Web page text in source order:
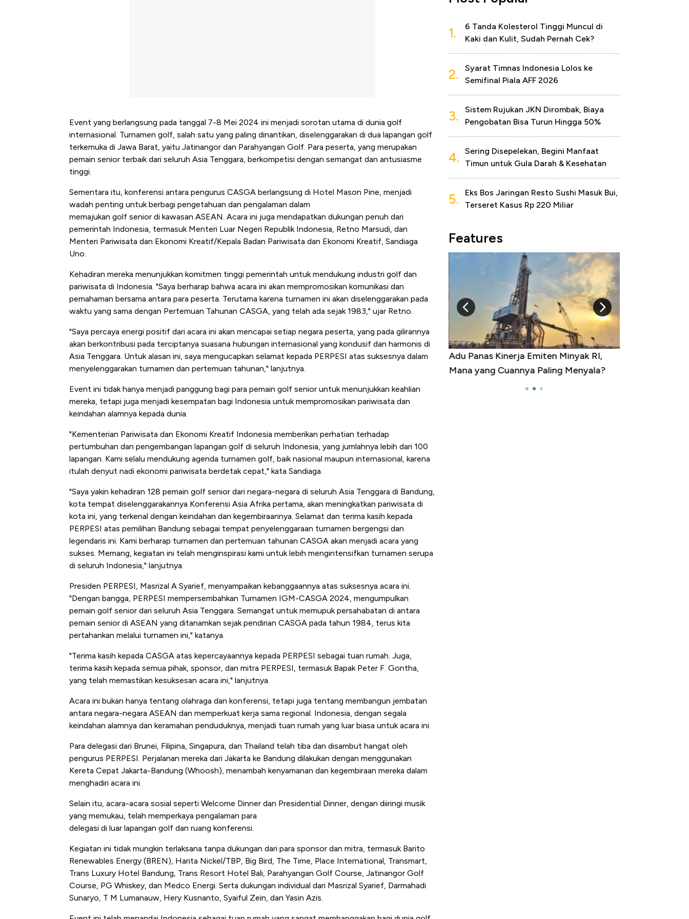
Event yang berlangsung pada tanggal 7-8 Mei 2024 ini menjadi sorotan utama di dunia golf
internasional. Turnamen golf, salah satu yang paling dinantikan, diselenggarakan di dua lapangan golf
terkemuka di Jawa Barat, yaitu Jatinangor dan Parahyangan Golf. Para peserta, yang merupakan
pemain senior terbaik dari seluruh Asia Tenggara, berkompetisi dengan semangat dan antusiasme
tinggi.
Sementara itu, konferensi antara pengurus CASGA berlangsung di Hotel Mason Pine, menjadi
wadah penting untuk berbagi pengetahuan dan pengalaman dalam
memajukan golf senior di kawasan ASEAN. Acara ini juga mendapatkan dukungan penuh dari
pemerintah Indonesia, termasuk Menteri Luar Negeri Republik Indonesia, Retno Marsudi, dan
Menteri Pariwisata dan Ekonomi Kreatif/Kepala Badan Pariwisata dan Ekonomi Kreatif, Sandiaga
Uno.
Kehadiran mereka menunjukkan komitmen tinggi pemerintah untuk mendukung industri golf dan
pariwisata di Indonesia. "Saya berharap bahwa acara ini akan mempromosikan komunikasi dan
pemahaman bersama antara para peserta. Terutama karena turnamen ini akan diselenggarakan pada
waktu yang sama dengan Pertemuan Tahunan CASGA, yang telah ada sejak 1983," ujar Retno.
"Saya percaya energi positif dari acara ini akan mencapai setiap negara peserta, yang pada gilirannya
akan berkontribusi pada terciptanya suasana hubungan internasional yang kondusif dan harmonis di
Asia Tenggara. Untuk alasan ini, saya mengucapkan selamat kepada PERPESI atas suksesnya dalam
menyelenggarakan turnamen dan pertemuan tahunan," lanjutnya.
Event ini tidak hanya menjadi panggung bagi para pemain golf senior untuk menunjukkan keahlian
mereka, tetapi juga menjadi kesempatan bagi Indonesia untuk mempromosikan pariwisata dan
keindahan alamnya kepada dunia.
"Kementerian Pariwisata dan Ekonomi Kreatif Indonesia memberikan perhatian terhadap
pertumbuhan dan pengembangan lapangan golf di seluruh Indonesia, yang jumlahnya lebih dari 100
lapangan. Kami selalu mendukung agenda turnamen golf, baik nasional maupun internasional, karena
itulah denyut nadi ekonomi pariwisata berdetak cepat," kata Sandiaga.
"Saya yakin kehadiran 128 pemain golf senior dari negara-negara di seluruh Asia Tenggara di Bandung,
kota tempat diselenggarakannya Konferensi Asia Afrika pertama, akan meningkatkan pariwisata di
kota ini, yang terkenal dengan keindahan dan kegembiraannya. Selamat dan terima kasih kepada
PERPESI atas pemilihan Bandung sebagai tempat penyelenggaraan turnamen bergengsi dan
legendaris ini. Kami berharap turnamen dan pertemuan tahunan CASGA akan menjadi acara yang
sukses. Memang, kegiatan ini telah menginspirasi kami untuk lebih mengintensifkan turnamen serupa
di seluruh Indonesia," lanjutnya.
Presiden PERPESI, Masrizal A Syarief, menyampaikan kebanggaannya atas suksesnya acara ini.
"Dengan bangga, PERPESI mempersembahkan Turnamen IGM-CASGA 2024, mengumpulkan
pemain golf senior dari seluruh Asia Tenggara. Semangat untuk memupuk persahabatan di antara
pemain senior di ASEAN yang ditanamkan sejak pendirian CASGA pada tahun 1984, terus kita
pertahankan melalui turnamen ini," katanya.
"Terima kasih kepada CASGA atas kepercayaannya kepada PERPESI sebagai tuan rumah. Juga,
terima kasih kepada semua pihak, sponsor, dan mitra PERPESI, termasuk Bapak Peter F. Gontha,
yang telah memastikan kesuksesan acara ini," lanjutnya.
Acara ini bukan hanya tentang olahraga dan konferensi, tetapi juga tentang membangun jembatan
antara negara-negara ASEAN dan memperkuat kerja sama regional. Indonesia, dengan segala
keindahan alamnya dan keramahan penduduknya, menjadi tuan rumah yang luar biasa untuk acara ini.
Para delegasi dari Brunei, Filipina, Singapura, dan Thailand telah tiba dan disambut hangat oleh
pengurus PERPESI. Perjalanan mereka dari Jakarta ke Bandung dilakukan dengan menggunakan
Kereta Cepat Jakarta-Bandung (Whoosh), menambah kenyamanan dan kegembiraan mereka dalam
menghadiri acara ini.
Selain itu, acara-acara sosial seperti Welcome Dinner dan Presidential Dinner, dengan diiringi musik
yang memukau, telah memperkaya pengalaman para
delegasi di luar lapangan golf dan ruang konferensi.
Kegiatan ini tidak mungkin terlaksana tanpa dukungan dari para sponsor dan mitra, termasuk Barito
Renewables Energy (BREN), Harita Nickel/TBP, Big Bird, The Time, Place International, Transmart,
Trans Luxury Hotel Bandung, Trans Resort Hotel Bali, Parahyangan Golf Course, Jatinangor Golf
Course, PG Whiskey, dan Medco Energi. Serta dukungan individual dari Masrizal Syarief, Darmahadi
Sunaryo, T M Lumanauw, Hery Kusnanto, Syaiful Zein, dan Yasin Azis.
1.
6 Tanda Kolesterol Tinggi Muncul di
Kaki dan Kulit, Sudah Pernah Cek?
2.
Syarat Timnas Indonesia Lolos ke
Semifinal Piala AFF 2026
3.
Sistem Rujukan JKN Dirombak, Biaya
Pengobatan Bisa Turun Hingga 50%
4.
Sering Disepelekan, Begini Manfaat
Timun untuk Gula Darah & Kesehatan
5.
Eks Bos Jaringan Resto Sushi Masuk Bui,
Terseret Kasus Rp 220 Miliar
Features
Kongo Tutup Keran Ekspor, Harga
Tembaga Terbang ke Zona Berbahaya
Adu Panas Kinerja Emiten Minyak RI,
Mana yang Cuannya Paling Menyala?